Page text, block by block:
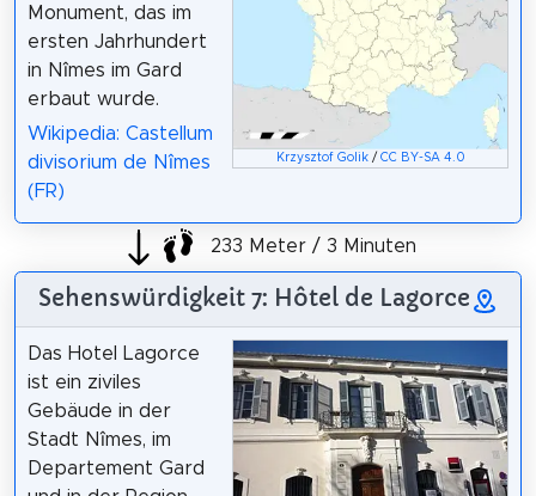
Krzysztof Golik/ CC BY-SA 4.0
Monument, das im
ersten Jahrhundert
in Nîmes im Gard
erbaut wurde.
Wikipedia: Castellum
divisorium de Nîmes
(FR)
233 Meter / 3 Minuten
Sehenswürdigkeit 7: Hôtel de Lagorce
Das Hotel Lagorce
ist ein ziviles
Gebäude in der
Stadt Nîmes, im
Departement Gard